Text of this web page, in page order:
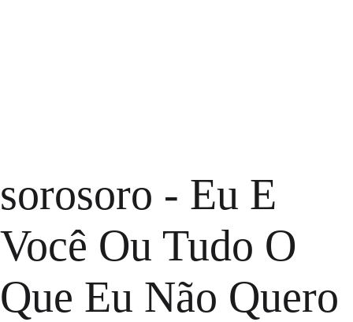
sorosoro - Eu E
Você Ou Tudo O
Que Eu Não Quero